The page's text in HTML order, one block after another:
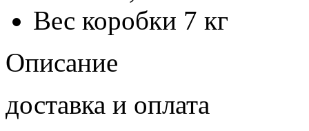
Вес коробки 7 кг
Описание
доставка и оплата